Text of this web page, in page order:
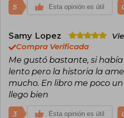
5 Esta opinión es útil
Samy Lopez
Compra Verificada
Me gustó bastante, si
lento pero la historia la
mucho. En libro me poco
llego bien
3 Esta opinión es útil